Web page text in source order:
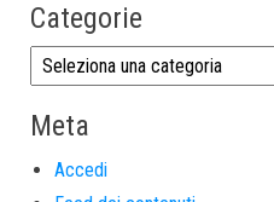
Categorie
Meta
Accedi